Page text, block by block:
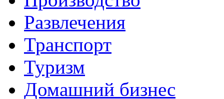
Развлечения
Транспорт
Туризм
Домашний бизнес